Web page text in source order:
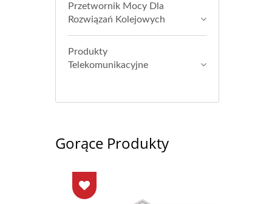
Przetwornik Mocy Dla
Rozwiązań Kolejowych
Produkty
Telekomunikacyjne
Gorące Produkty